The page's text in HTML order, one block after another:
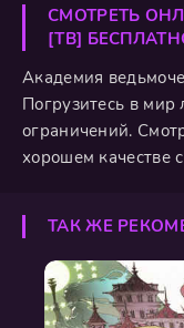
СМОТРЕТЬ
[ТВ]
Академия
Погрузитесь в
ограничений.
хорошем качестве
ТАК ЖЕ